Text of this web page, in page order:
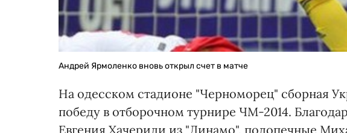
Андрей Ярмоленко вновь открыл счет в матче
На одесском стадионе "Черноморец" сборная
победу в отборочном турнире ЧМ-2014.
Евгения Хачериди из "Динамо", подопечные